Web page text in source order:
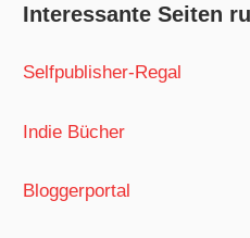
Interessante Seiten
Selfpublisher-Regal
Indie Bücher
Bloggerportal